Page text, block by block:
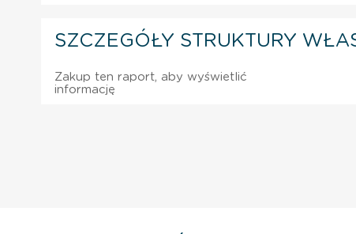
SZCZEGÓŁY STRUKTURY
Zakup ten raport, aby wyświetlić
informację